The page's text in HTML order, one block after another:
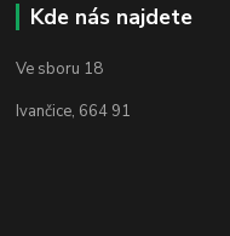
Kde nás najdete
Ve sboru 18
Ivančice, 664 91